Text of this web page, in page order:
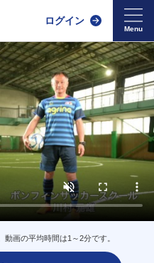
ログイン
画の平均時間は1～2分です。